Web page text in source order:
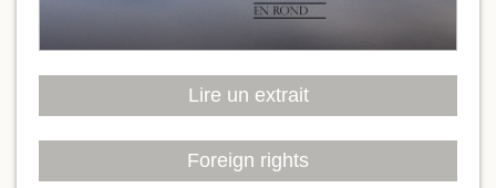
Lire un extrait
Foreign rights